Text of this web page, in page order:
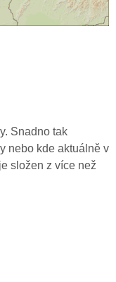
Snadno tak
nebo kde aktuálně v
složen z více než